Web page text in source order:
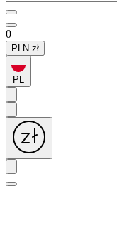
0
PLN zł
PL